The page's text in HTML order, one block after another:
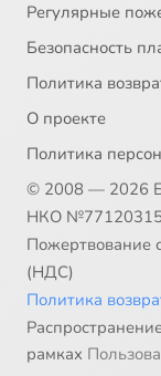
Регулярные
Безопасность
Политика
О проекте
Политика
© 2008 — 2026
НКО
Пожертвование
(НДС)
Политика
рамках